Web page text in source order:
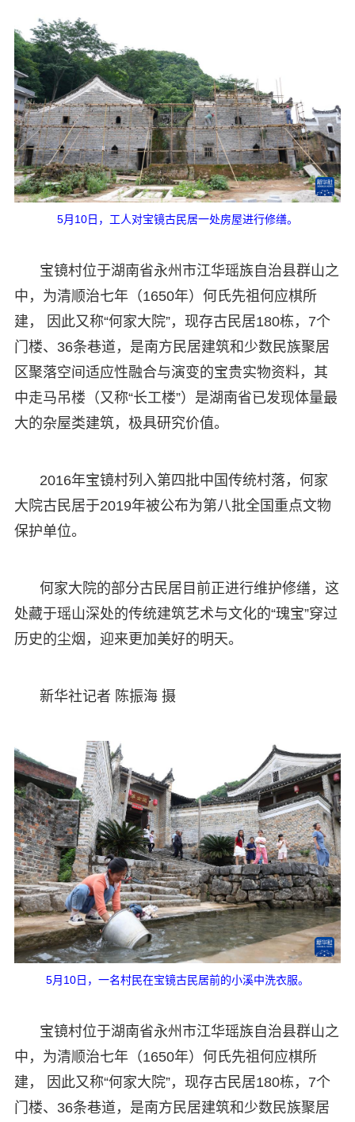
5月10日，工人对宝镜古民居一处房屋进行修缮。
宝镜村位于湖南省永州市江华瑶族自治县群山之
中，为清顺治七年（1650年）何氏先祖何应棋所
建， 因此又称“何家大院”，现存古民居180栋，7个
门楼、36条巷道，是南方民居建筑和少数民族聚居
区聚落空间适应性融合与演变的宝贵实物资料，其
中走马吊楼（又称“长工楼”）是湖南省已发现体量最
大的杂屋类建筑，极具研究价值。
2016年宝镜村列入第四批中国传统村落，何家
大院古民居于2019年被公布为第八批全国重点文物
保护单位。
何家大院的部分古民居目前正进行维护修缮，这
处藏于瑶山深处的传统建筑艺术与文化的“瑰宝”穿过
历史的尘烟，迎来更加美好的明天。
新华社记者 陈振海 摄
5月10日，一名村民在宝镜古民居前的小溪中洗衣服。
宝镜村位于湖南省永州市江华瑶族自治县群山之
中，为清顺治七年（1650年）何氏先祖何应棋所
建， 因此又称“何家大院”，现存古民居180栋，7个
门楼、36条巷道，是南方民居建筑和少数民族聚居